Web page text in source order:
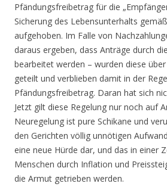
Pfändungsfreibetrag für die
Sicherung des Lebensunterhalts
aufgehoben. Im Falle von
daraus ergeben, dass Anträge durch
bearbeitet werden – wurden diese
geteilt und verblieben damit in der
Pfändungsfreibetrag. Daran hat sich
Jetzt gilt diese Regelung nur noch auf
Neuregelung ist pure Schikane und
den Gerichten völlig unnötigen
eine neue Hürde dar, und das in einer
Menschen durch Inflation und
die Armut getrieben werden.